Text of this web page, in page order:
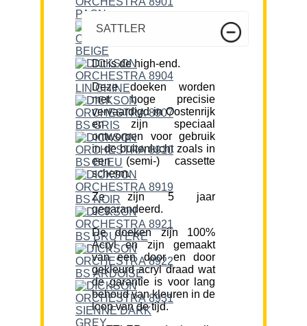
SATTLER
Dit is de high-end.
Deze doeken worden
met hoge precisie
vervaardigd in Oostenrijk
en zijn speciaal
ontworpen voor gebruik
in de buitenlucht zoals in
een (semi-) cassette
scherm.
Ze zijn 5 jaar
gegarandeerd.
De doeken zijn 100%
Acryl en zijn gemaakt
van een door en door
gekleurd acryl draad wat
de garantie is voor lang
behoud van kleuren in de
loop van de tijd.